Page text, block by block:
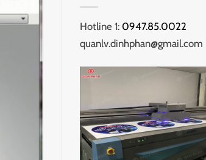
Hotline 1: 0947.85.0022
quanlv.dinhphan@gmail.com